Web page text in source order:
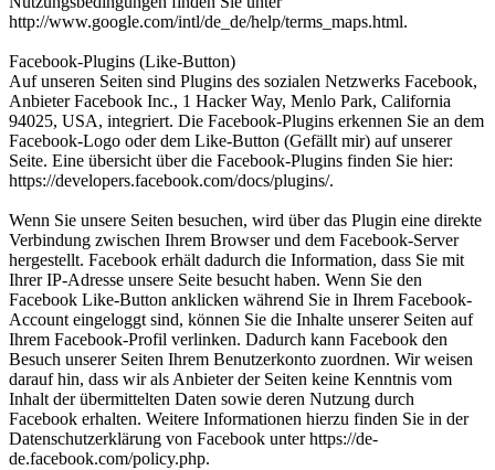
http://www.google.com/intl/de_de/help/terms_maps.html.
Facebook-Plugins (Like-Button)
Auf unseren Seiten sind Plugins des sozialen Netzwerks Facebook,
Anbieter Facebook Inc., 1 Hacker Way, Menlo Park, California
94025, USA, integriert. Die Facebook-Plugins erkennen Sie an dem
Facebook-Logo oder dem Like-Button (Gefällt mir) auf unserer
Seite. Eine übersicht über die Facebook-Plugins finden Sie hier:
https://developers.facebook.com/docs/plugins/.
Wenn Sie unsere Seiten besuchen, wird über das Plugin eine direkte
Verbindung zwischen Ihrem Browser und dem Facebook-Server
hergestellt. Facebook erhält dadurch die Information, dass Sie mit
Ihrer IP-Adresse unsere Seite besucht haben. Wenn Sie den
Facebook Like-Button anklicken während Sie in Ihrem Facebook-
Account eingeloggt sind, können Sie die Inhalte unserer Seiten auf
Ihrem Facebook-Profil verlinken. Dadurch kann Facebook den
Besuch unserer Seiten Ihrem Benutzerkonto zuordnen. Wir weisen
darauf hin, dass wir als Anbieter der Seiten keine Kenntnis vom
Inhalt der übermittelten Daten sowie deren Nutzung durch
Facebook erhalten. Weitere Informationen hierzu finden Sie in der
Datenschutzerklärung von Facebook unter https://de-
de.facebook.com/policy.php.